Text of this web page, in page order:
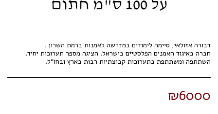
על 100 ס"מ חתום
השתתפה ומשתתפת בתערוכות קבוצתיות רבות בארץ ובחו"ל.
₪6000